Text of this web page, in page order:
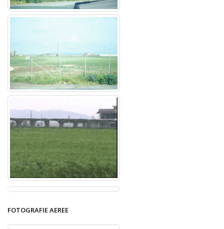
FOTOGRAFIE AEREE